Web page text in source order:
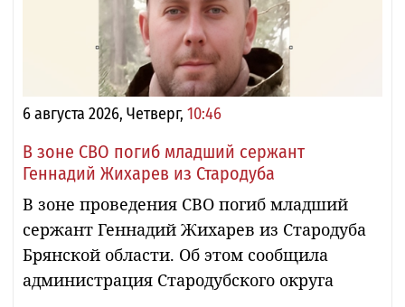
6 августа 2026, Четверг, 10:46
В зоне СВО погиб младший сержант
Геннадий Жихарев из Стародуба
В зоне проведения СВО погиб младший
сержант Геннадий Жихарев из Стародуба
Брянской области. Об этом сообщила
администрация Стародубского округа